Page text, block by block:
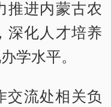
推进内蒙古农
深化人才培养
学水平。
交流处相关负